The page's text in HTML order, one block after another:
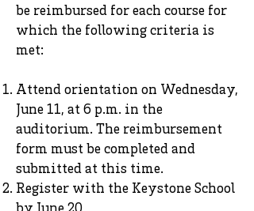
be reimbursed for each course for
which the following criteria is
met:
Attend orientation on Wednesday,
June 11, at 6 p.m. in the
auditorium. The reimbursement
form must be completed and
submitted at this time.
Register with the Keystone School